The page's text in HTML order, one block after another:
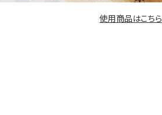
使用商品はこちら